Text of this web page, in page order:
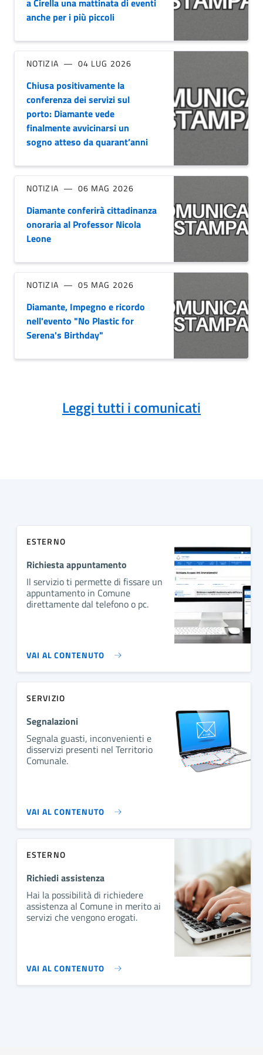
a Cirella una mattinata di eventi
anche per i più piccoli
NOTIZIA 04 LUG 2026
Chiusa positivamente la
conferenza dei servizi sul
porto: Diamante vede
finalmente avvicinarsi un
sogno atteso da quarant’anni
NOTIZIA 06 MAG 2026
Diamante conferirà cittadinanza
onoraria al Professor Nicola
Leone
NOTIZIA 05 MAG 2026
Diamante, Impegno e ricordo
nell'evento "No Plastic for
Serena's Birthday"
Leggi tutti i comunicati
ESTERNO
Richiesta appuntamento
Il servizio ti permette di fissare un
appuntamento in Comune
direttamente dal telefono o pc.
VAI AL CONTENUTO
SERVIZIO
Segnalazioni
Segnala guasti, inconvenienti e
disservizi presenti nel Territorio
Comunale.
VAI AL CONTENUTO
ESTERNO
Richiedi assistenza
Hai la possibilità di richiedere
assistenza al Comune in merito ai
servizi che vengono erogati.
VAI AL CONTENUTO